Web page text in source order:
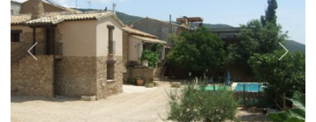
Anterior